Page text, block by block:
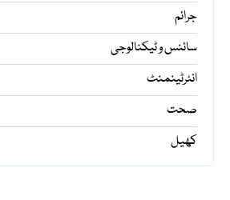
جرائم
سائنس و ٹیکنالوجی
انٹرٹینمنٹ
صحت
کھیل